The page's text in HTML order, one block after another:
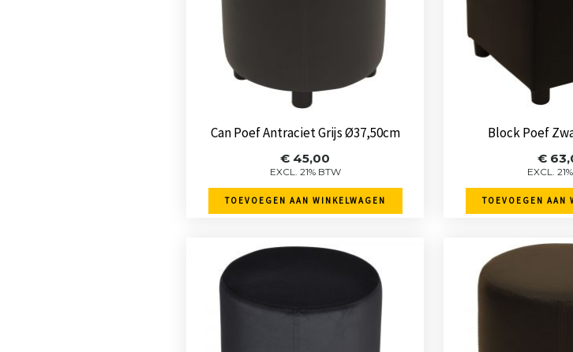
Can Poef Antraciet Grijs Ø37,50cm
€ 45,00
EXCL. 21% BTW
TOEVOEGEN AAN WINKELWAGEN
Block Poef
€
EXCL.
TOEVOEGEN AAN